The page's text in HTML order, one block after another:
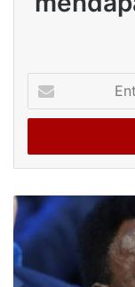
your
Email